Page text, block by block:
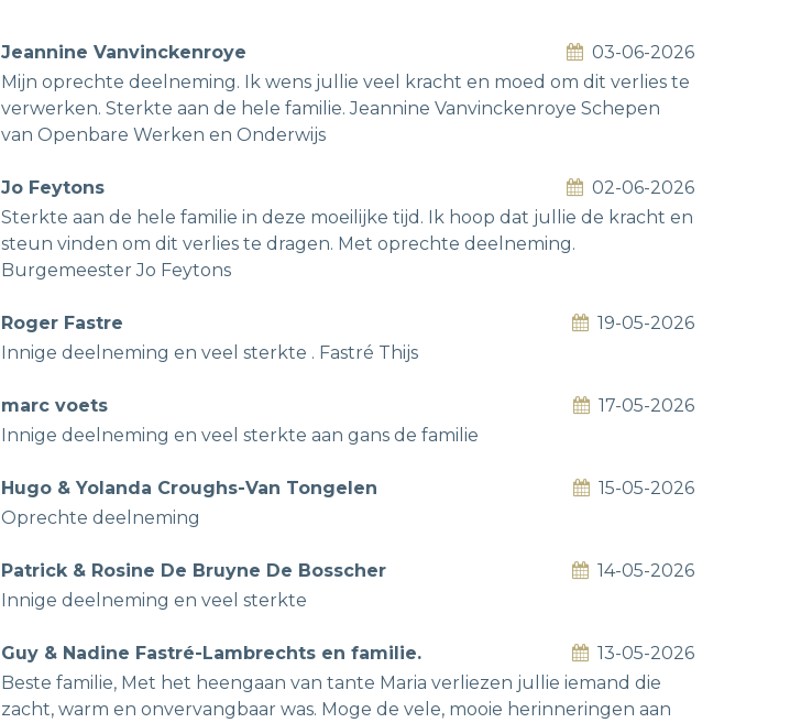
Jeannine Vanvinckenroye
03-06-2026
Mijn oprechte deelneming. Ik wens jullie veel kracht en moed om dit verlies te
verwerken. Sterkte aan de hele familie. Jeannine Vanvinckenroye Schepen
van Openbare Werken en Onderwijs
Jo Feytons
02-06-2026
Sterkte aan de hele familie in deze moeilijke tijd. Ik hoop dat jullie de kracht en
steun vinden om dit verlies te dragen. Met oprechte deelneming.
Burgemeester Jo Feytons
Roger Fastre
19-05-2026
Innige deelneming en veel sterkte . Fastré Thijs
marc voets
17-05-2026
Innige deelneming en veel sterkte aan gans de familie
Hugo & Yolanda Croughs-Van Tongelen
15-05-2026
Oprechte deelneming
Patrick & Rosine De Bruyne De Bosscher
14-05-2026
Innige deelneming en veel sterkte
Guy & Nadine Fastré-Lambrechts en familie.
13-05-2026
Beste familie, Met het heengaan van tante Maria verliezen jullie iemand die
zacht, warm en onvervangbaar was. Moge de vele, mooie herinneringen aan